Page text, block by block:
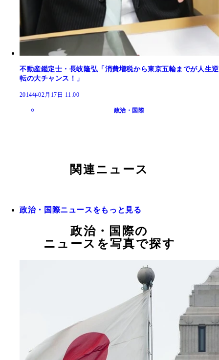
不動産鑑定士・長岐隆弘「消費増税から東京五輪までが人生逆
転の大チャンス！」
2014年02月17日 11:00
政治・国際
関連ニュース
政治・国際ニュースをもっと見る
政治・国際の
ニュースを写真で探す